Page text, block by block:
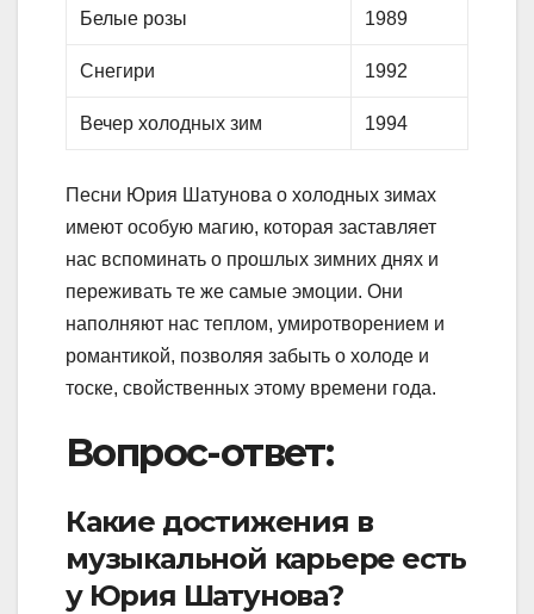
Белые розы 1989
Снегири 1992
Вечер холодных зим 1994
Песни Юрия Шатунова о холодных зимах
имеют особую магию, которая заставляет
нас вспоминать о прошлых зимних днях и
переживать те же самые эмоции. Они
наполняют нас теплом, умиротворением и
романтикой, позволяя забыть о холоде и
тоске, свойственных этому времени года.
Вопрос-ответ:
Какие достижения в
музыкальной карьере есть
у Юрия Шатунова?